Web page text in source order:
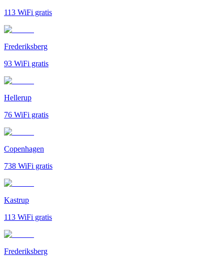
113 WiFi gratis
Frederiksberg
93 WiFi gratis
Hellerup
76 WiFi gratis
Copenhagen
738 WiFi gratis
Kastrup
113 WiFi gratis
Frederiksberg